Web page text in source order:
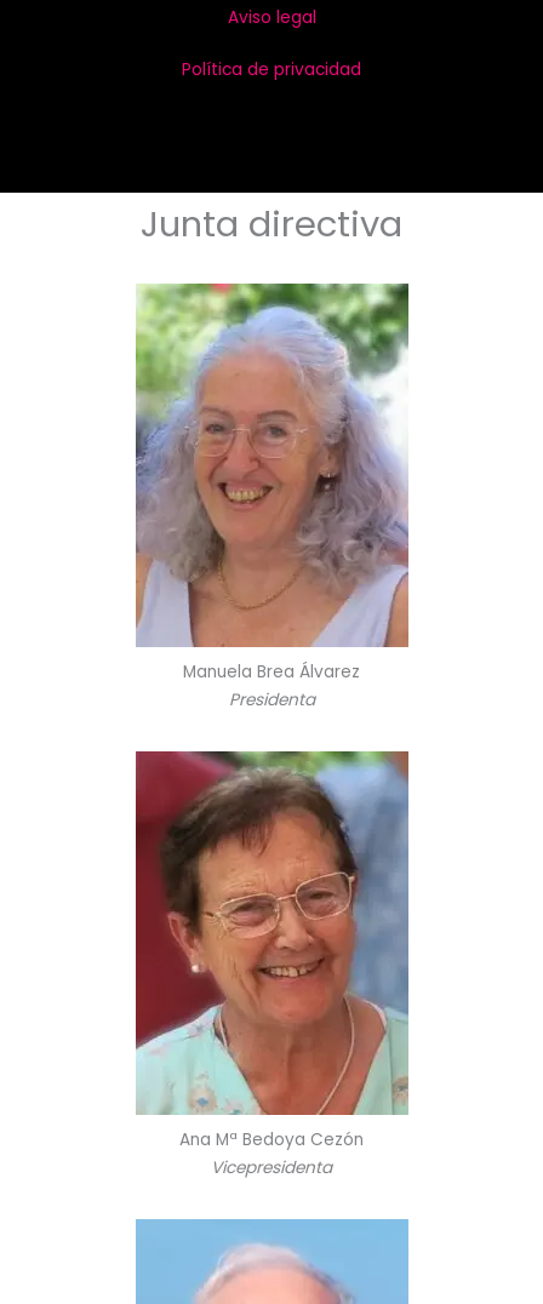
Aviso legal
Política de privacidad
Junta directiva
Manuela Brea Álvarez
Presidenta
Ana Mª Bedoya Cezón
Vicepresidenta